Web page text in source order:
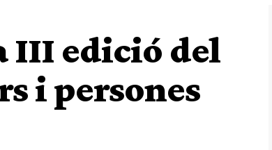
III edició del
i persones